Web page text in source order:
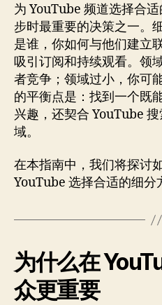
为 YouTube 频道选择合
步时最重要的决策之一。
是谁，你如何与他们建立
吸引订阅和持续观看。领
者竞争；领域过小，你可
的平衡点是：找到一个既
兴趣，还契合 YouTube
域。
在本指南中，我们将探讨
YouTube 选择合适的细分
为什么在
众更重要